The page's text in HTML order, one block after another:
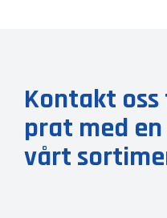
Kontakt
prat med
vårt